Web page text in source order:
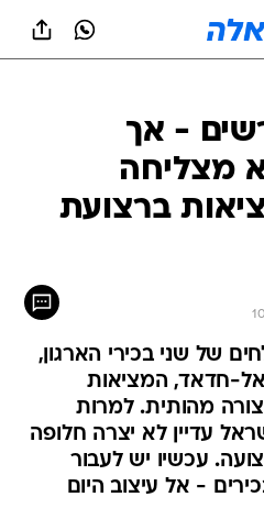
- אך
מצליחה
ברצועת
של שני בכירי הארגון,
אל-חדאד, המציאות
מהותית. למרות
עדיין לא יצרה חלופה
עכשיו יש לעבור
- אל עיצוב היום